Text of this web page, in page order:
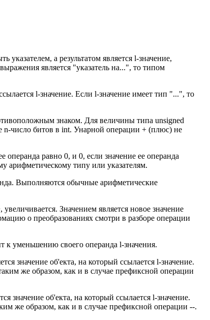
а результатом является l-значение,
является "указатель на...", то типом
l-значение. Если l-значение имеет тип "...", то
знаком. Для величины типа unsigned
n-число битов в int. Унарной операции + (плюс) не
операнда равно 0, и 0, если значение ее операнда
арифметическому типу или указателям.
Выполняются обычные арифметические
Значением является новое значение
о преобразованиях смотри в разборе операции
к уменьшению своего операнда l-значения.
значение об'екта, на который ссылается l-значение.
же образом, как и в случае префиксной операции
значение об'екта, на который ссылается l-значение.
же образом, как и в случае префиксной операции --.